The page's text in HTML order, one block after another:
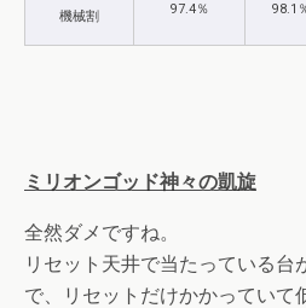
機械割 97.4％ 98.1
ミリオンゴッド神々の凱旋
全然ダメですね。
リセット天井で当たっている台
で、リセットだけかかっていて